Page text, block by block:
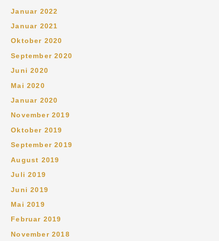
Januar 2022
Januar 2021
Oktober 2020
September 2020
Juni 2020
Mai 2020
Januar 2020
November 2019
Oktober 2019
September 2019
August 2019
Juli 2019
Juni 2019
Mai 2019
Februar 2019
November 2018